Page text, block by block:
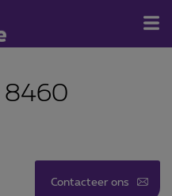
8460
Contacteer ons